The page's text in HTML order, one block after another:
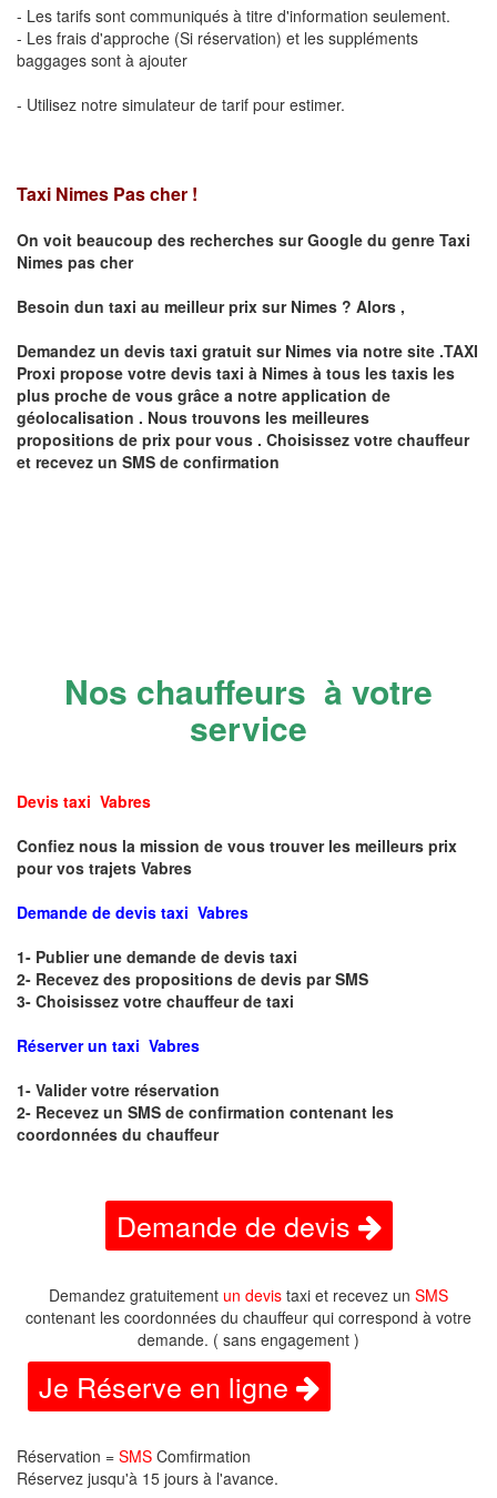
- Les tarifs sont communiqués à titre d'information seulement.
- Les frais d'approche (Si réservation) et les suppléments
baggages sont à ajouter
- Utilisez notre simulateur de tarif pour estimer.
Taxi Nimes Pas cher !
On voit beaucoup des recherches sur Google du genre Taxi
Nimes pas cher
Besoin dun taxi au meilleur prix sur Nimes ? Alors ,
Demandez un devis taxi gratuit sur Nimes via notre site .TAXI
Proxi propose votre devis taxi à Nimes à tous les taxis les
plus proche de vous grâce a notre application de
géolocalisation . Nous trouvons les meilleures
propositions de prix pour vous . Choisissez votre chauffeur
et recevez un SMS de confirmation
Nos chauffeurs à votre
service
Devis taxi Vabres
Confiez nous la mission de vous trouver les meilleurs prix
pour vos trajets Vabres
Demande de devis taxi Vabres
1- Publier une demande de devis taxi
2- Recevez des propositions de devis par SMS
3- Choisissez votre chauffeur de taxi
Réserver un taxi Vabres
1- Valider votre réservation
2- Recevez un SMS de confirmation contenant les
coordonnées du chauffeur
Demande de devis
Demandez gratuitement un devis taxi et recevez un SMS
contenant les coordonnées du chauffeur qui correspond à votre
demande. ( sans engagement )
Je Réserve en ligne
Réservation = SMS Comfirmation
Réservez jusqu'à 15 jours à l'avance.